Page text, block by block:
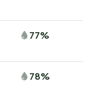
77%
78%